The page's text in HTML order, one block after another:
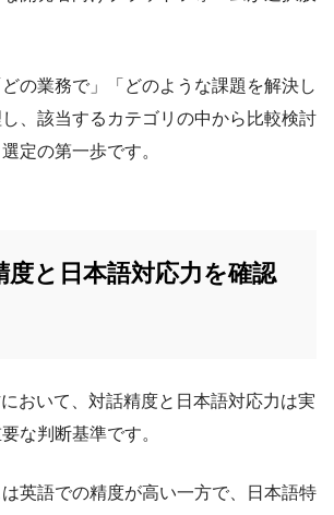
の業務で」「どのような課題を解決し
、該当するカテゴリの中から比較検討
定の第一歩です。
度と日本語対応力を確認
おいて、対話精度と日本語対応力は実
な判断基準です。
英語での精度が高い一方で、日本語特